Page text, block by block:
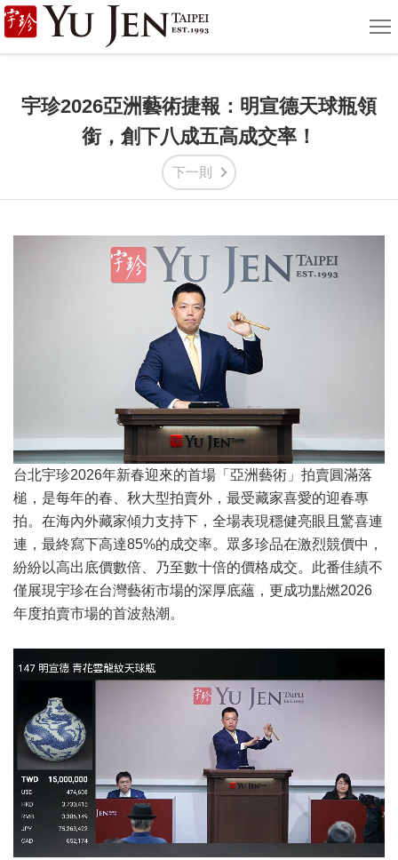
宇
珍
國
際
術
單
宇珍2026亞洲藝術捷報：明宣德天球瓶領
銜，創下八成五高成交率！
下一則
台北宇珍2026年新春迎來的首場「亞洲藝術」拍賣圓滿落
槌，是每年的春、秋大型拍賣外，最受藏家喜愛的迎春專
拍。在海內外藏家傾力支持下，全場表現穩健亮眼且驚喜連
連，最終寫下高達85%的成交率。眾多珍品在激烈競價中，
紛紛以高出底價數倍、乃至數十倍的價格成交。此番佳績不
僅展現宇珍在台灣藝術市場的深厚底蘊，更成功點燃2026
年度拍賣市場的首波熱潮。